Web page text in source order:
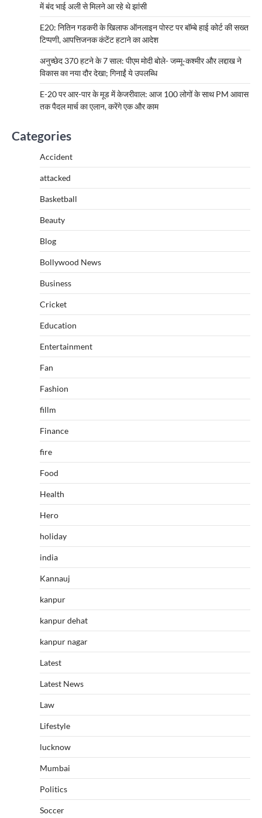
में बंद भाई अली से मिलने आ रहे थे झांसी
E20: नितिन गडकरी के खिलाफ ऑनलाइन पोस्ट पर बॉम्बे हाई कोर्ट की सख्त
टिप्पणी, आपत्तिजनक कंटेंट हटाने का आदेश
अनुच्छेद 370 हटने के 7 साल: पीएम मोदी बोले- जम्मू-कश्मीर और लद्दाख ने
विकास का नया दौर देखा; गिनाईं ये उपलब्धि
E-20 पर आर-पार के मूड में केजरीवाल: आज 100 लोगों के साथ PM आवास
तक पैदल मार्च का एलान, करेंगे एक और काम
Categories
Accident
attacked
Basketball
Beauty
Blog
Bollywood News
Business
Cricket
Education
Entertainment
Fan
Fashion
fillm
Finance
fire
Food
Health
Hero
holiday
india
Kannauj
kanpur
kanpur dehat
kanpur nagar
Latest
Latest News
Law
Lifestyle
lucknow
Mumbai
Politics
Soccer